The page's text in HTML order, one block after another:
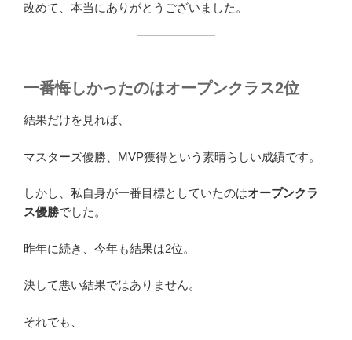
改めて、本当にありがとうございました。
一番悔しかったのはオープンクラス2位
結果だけを見れば、
マスターズ優勝、MVP獲得という素晴らしい成績です。
しかし、私自身が一番目標としていたのはオープンクラ
ス優勝でした。
昨年に続き、今年も結果は2位。
決して悪い結果ではありません。
それでも、